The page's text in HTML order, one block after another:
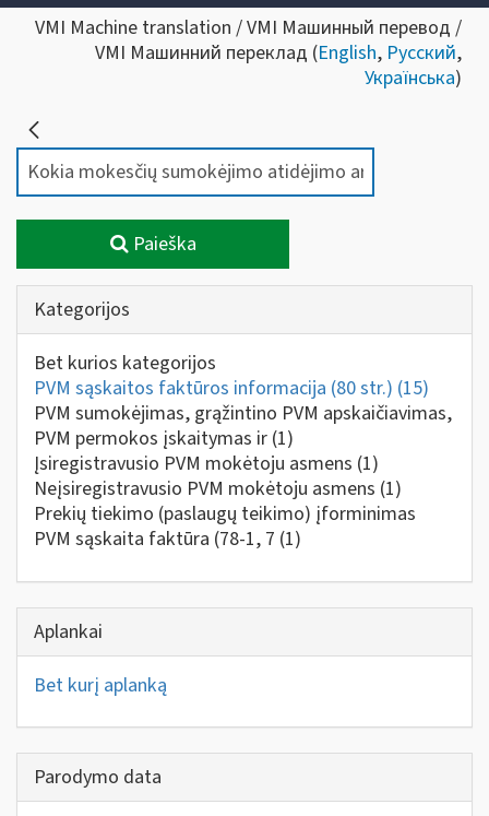
VMI Machine translation / VMI Машинный перевод /
VMI Машинний переклад (English, Русский,
Українська)
Paieška
Kategorijos
Bet kurios kategorijos
PVM sąskaitos faktūros informacija (80 str.) (15)
PVM sumokėjimas, grąžintino PVM apskaičiavimas,
PVM permokos įskaitymas ir (1)
Įsiregistravusio PVM mokėtoju asmens (1)
Neįsiregistravusio PVM mokėtoju asmens (1)
Prekių tiekimo (paslaugų teikimo) įforminimas
PVM sąskaita faktūra (78-1, 7 (1)
Aplankai
Bet kurį aplanką
Parodymo data